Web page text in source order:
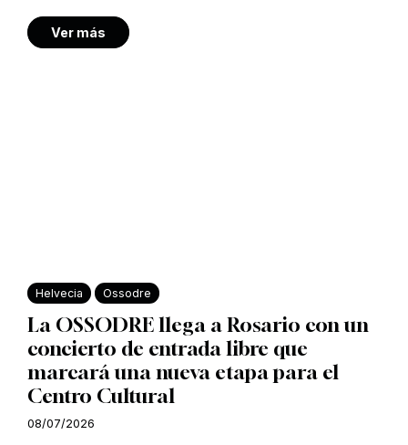
Ver más
Helvecia Ossodre
La OSSODRE llega a Rosario con un
concierto de entrada libre que
marcará una nueva etapa para el
Centro Cultural
08/07/2026